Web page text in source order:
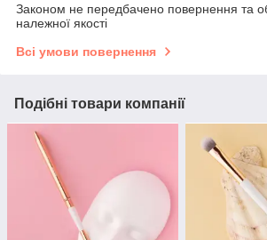
Законом не передбачено повернення та
належної якості
Всі умови повернення
Подібні товари компанії